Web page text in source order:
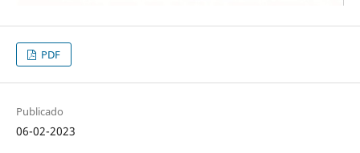
PDF
Publicado
06-02-2023